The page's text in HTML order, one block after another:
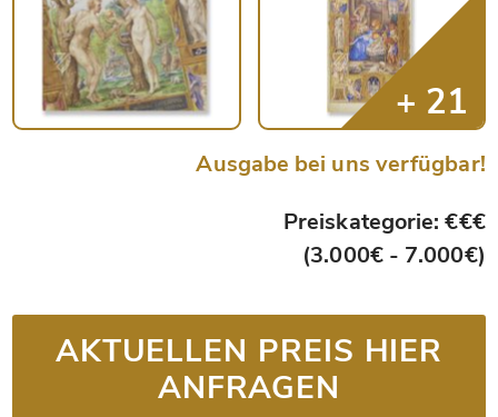
Ausgabe bei uns verfügbar!
Preiskategorie: €€€
(3.000€ - 7.000€)
AKTUELLEN PREIS HIER
ANFRAGEN